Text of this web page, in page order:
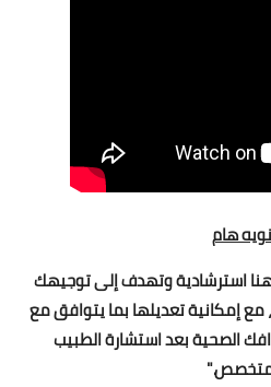
هام
هنا استرشادية وتهدف إلى توجيهك
إمكانية تعديلها بما يتوافق مع
الصحية بعد استشارة الطبيب